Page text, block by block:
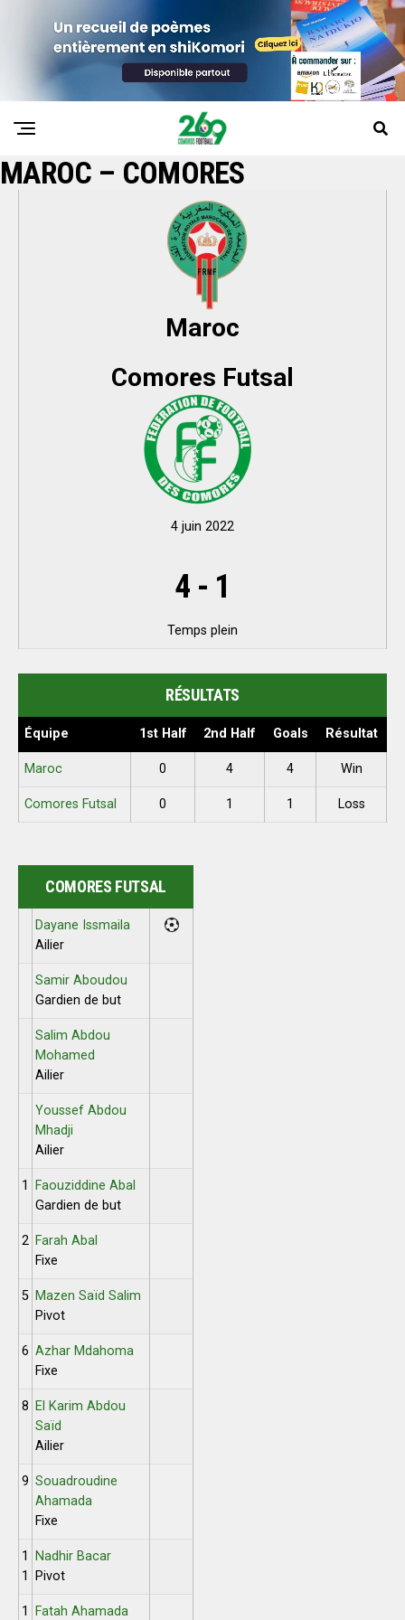
MAROC – COMORES
Maroc
Comores Futsal
4 juin 2022
4 - 1
Temps plein
RÉSULTATS
Équipe 1st Half 2nd Half Goals Résultat
Maroc 0 4 4 Win
Comores Futsal 0 1 1 Loss
COMORES FUTSAL
Dayane Issmaila
Ailier
Samir Aboudou
Gardien de but
Salim Abdou
Mohamed
Ailier
Youssef Abdou
Mhadji
Ailier
1
Faouziddine Abal
Gardien de but
2 Farah Abal
Fixe
5 Mazen Saïd Salim
Pivot
6 Azhar Mdahoma
Fixe
8 El Karim Abdou
Saïd
Ailier
9 Souadroudine
Ahamada
Fixe
1
1
Nadhir Bacar
Pivot
1 Fatah Ahamada